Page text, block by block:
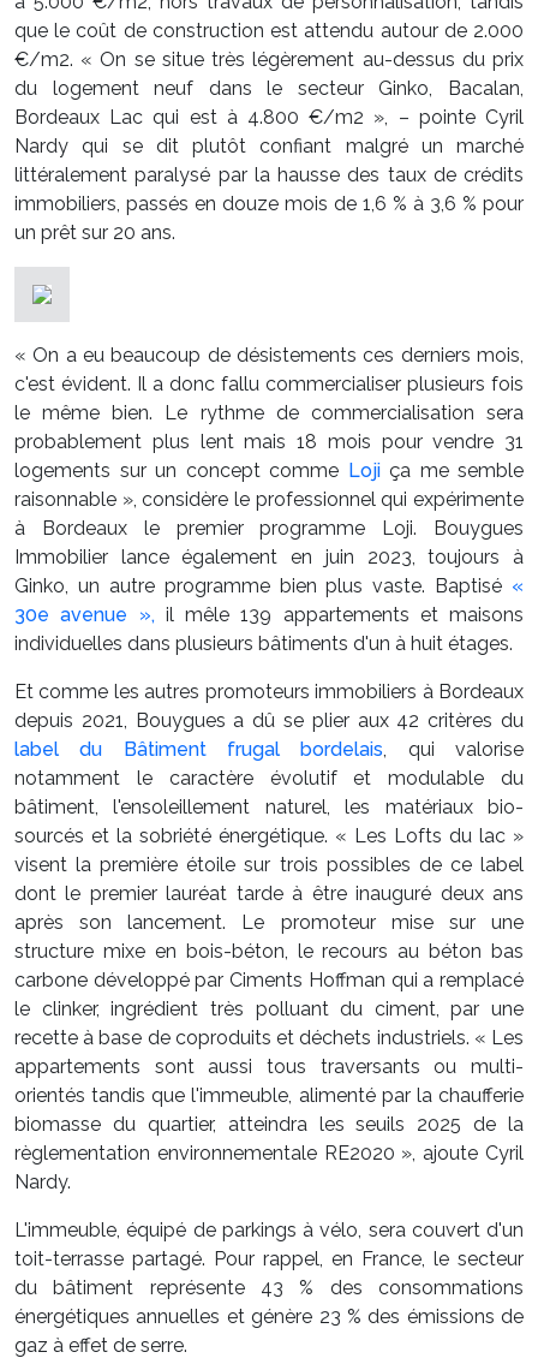
que le coût de construction est attendu autour de 2.000
€/m2. « On se situe très légèrement au-dessus du prix
du logement neuf dans le secteur Ginko, Bacalan,
Bordeaux Lac qui est à 4.800 €/m2 », – pointe Cyril
Nardy qui se dit plutôt confiant malgré un marché
littéralement paralysé par la hausse des taux de crédits
immobiliers, passés en douze mois de 1,6 % à 3,6 % pour
un prêt sur 20 ans.
« On a eu beaucoup de désistements ces derniers mois,
c'est évident. Il a donc fallu commercialiser plusieurs fois
le même bien. Le rythme de commercialisation sera
probablement plus lent mais 18 mois pour vendre 31
logements sur un concept comme Lojiça me semble
raisonnable », considère le professionnel qui expérimente
à Bordeaux le premier programme Loji. Bouygues
Immobilier lance également en juin 2023, toujours à
Ginko, un autre programme bien plus vaste. Baptisé «
30e avenue »,il mêle 139 appartements et maisons
individuelles dans plusieurs bâtiments d'un à huit étages.
Et comme les autres promoteurs immobiliers à Bordeaux
depuis 2021, Bouygues a dû se plier aux 42 critères du
label du Bâtiment frugal bordelais, qui valorise
notamment le caractère évolutif et modulable du
bâtiment, l'ensoleillement naturel, les matériaux bio-
sourcés et la sobriété énergétique. « Les Lofts du lac »
visent la première étoile sur trois possibles de ce label
dont le premier lauréat tarde à être inauguré deux ans
après son lancement. Le promoteur mise sur une
structure mixe en bois-béton, le recours au béton bas
carbone développé par Ciments Hoffman qui a remplacé
le clinker, ingrédient très polluant du ciment, par une
recette à base de coproduits et déchets industriels. « Les
appartements sont aussi tous traversants ou multi-
orientés tandis que l'immeuble, alimenté par la chaufferie
biomasse du quartier, atteindra les seuils 2025 de la
règlementation environnementale RE2020 », ajoute Cyril
Nardy.
L'immeuble, équipé de parkings à vélo, sera couvert d'un
toit-terrasse partagé. Pour rappel, en France, le secteur
du bâtiment représente 43 % des consommations
énergétiques annuelles et génère 23 % des émissions de
gaz à effet de serre.